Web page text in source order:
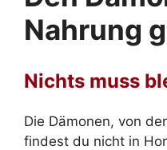
Nahrung
Nichts muss
Die Dämonen, von
findest du nicht in